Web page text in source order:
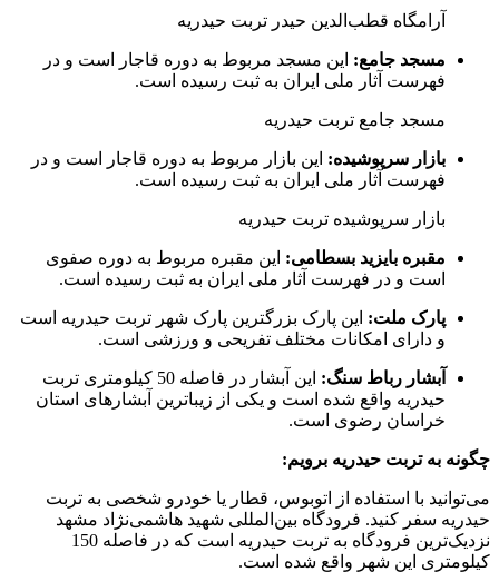
آرامگاه قطب‌الدین حیدر تربت حیدریه
مسجد جامع: این مسجد مربوط به دوره قاجار است و در
فهرست آثار ملی ایران به ثبت رسیده است.
مسجد جامع تربت حیدریه
بازار سرپوشیده: این بازار مربوط به دوره قاجار است و در
فهرست آثار ملی ایران به ثبت رسیده است.
بازار سرپوشیده تربت حیدریه
مقبره بایزید بسطامی: این مقبره مربوط به دوره صفوی
است و در فهرست آثار ملی ایران به ثبت رسیده است.
پارک ملت: این پارک بزرگترین پارک شهر تربت حیدریه است
و دارای امکانات مختلف تفریحی و ورزشی است.
آبشار رباط سنگ:
این آبشار در فاصله 50 کیلومتری تربت
حیدریه واقع شده است و یکی از زیباترین آبشارهای استان
خراسان رضوی است.
چگونه به تربت حیدریه برویم:
می‌توانید با استفاده از اتوبوس، قطار یا خودرو شخصی به تربت
حیدریه سفر کنید. فرودگاه بین‌المللی شهید هاشمی‌نژاد مشهد
نزدیک‌ترین فرودگاه به تربت حیدریه است که در فاصله 150
کیلومتری این شهر واقع شده است.